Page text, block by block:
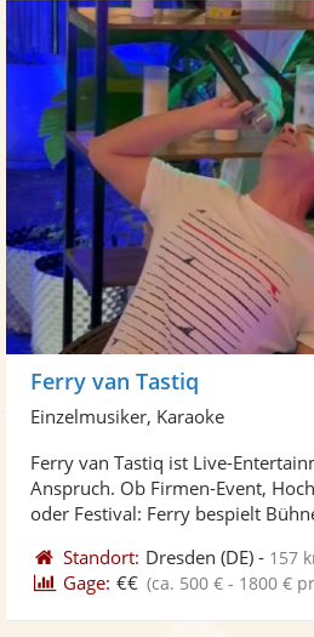
Ferry van Tastiq
Einzelmusiker, Karaoke
Ferry van Tastiq ist Live-
Anspruch. Ob Firmen-Event,
oder Festival: Ferry bespielt
Standort: Dresden (DE) - 157
Gage: €€ (ca. 500 € - 1800 €